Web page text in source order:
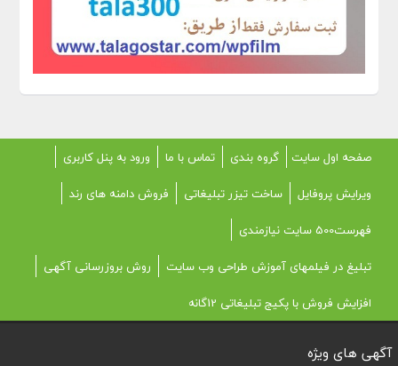
صفحه اول سایت گروه بندی تماس با ما
ورود به پنل کاربری
ویرایش پروفایل
ساخت تیزر تبلیغاتی
فروش دامنه های رند
فهرست500 سایت نیازمندی
تبلیغ در فیلمهای آموزش طراحی وب سایت
روش بروزرسانی آگهی
افزایش فروش با پکیج تبلیغاتی 12گانه
آگهی های ویژه